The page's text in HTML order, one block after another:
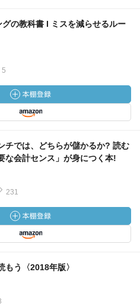
の教科書 I ミスを減らせるルー
5
チでは、どちらが儲かるか? 読む
な会計センス」が身につく本!
231
もう〈2018年版〉